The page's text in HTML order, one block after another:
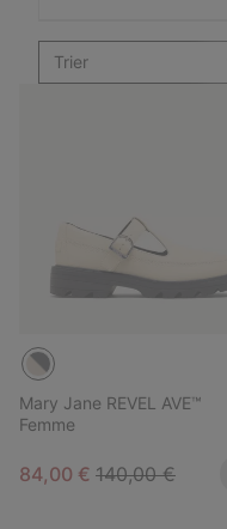
Trier
Mary Jane REVEL AVE™
Femme
Sale price:
84,00 € Regular price:
140,00 €